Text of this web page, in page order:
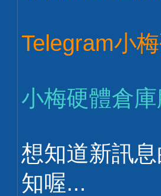
Telegram小
小梅硬體倉
想知道新訊
知喔...